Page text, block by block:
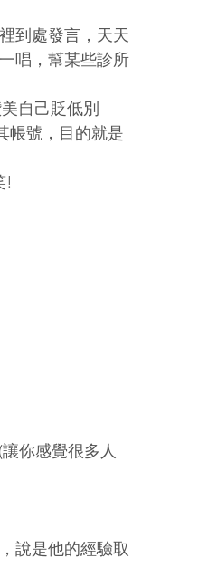
到處發言，天天
唱，幫某些診所
自己貶低別
帳號，目的就是
!
你感覺很多人
說是他的經驗取